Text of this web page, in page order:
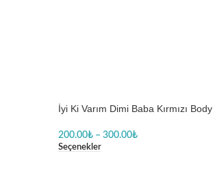
İyi Ki Varım Dimi Baba Kırmızı Body
200.00₺ – 300.00₺
Seçenekler